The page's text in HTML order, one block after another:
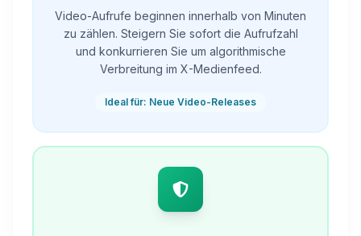
Video-Aufrufe beginnen innerhalb von Minuten
zu zählen. Steigern Sie sofort die Aufrufzahl
und konkurrieren Sie um algorithmische
Verbreitung im X-Medienfeed.
Ideal für: Neue Video-Releases